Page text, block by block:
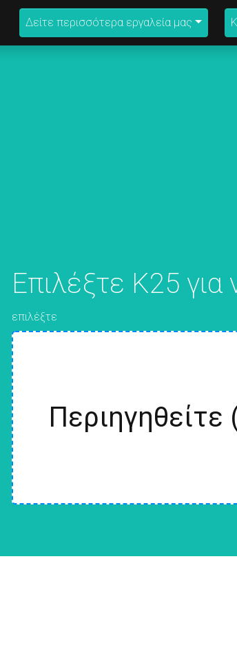
Δείτε περισσότερα εργαλεία μας
Επιλέξτε K25
επιλέξτε